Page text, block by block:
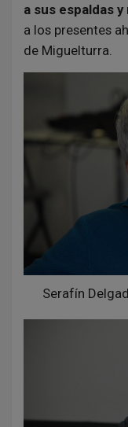
a sus espaldas
a los presentes
de Miguelturra.
Serafín